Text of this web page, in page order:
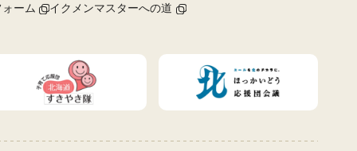
ーム
イクメンマスターへの道